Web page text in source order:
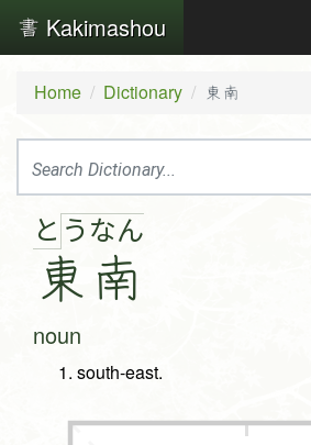
Kakimashou
Home Dictionary 東南
と う
東
なん
南
noun
south-east.